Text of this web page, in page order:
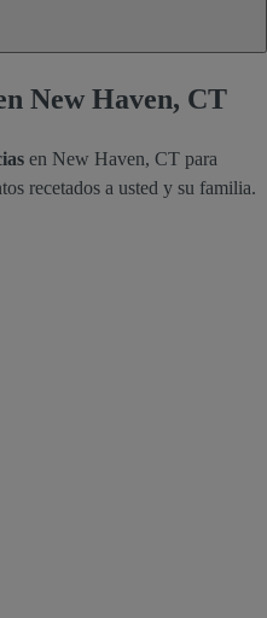
New Haven, CT
en New Haven, CT para
recetados a usted y su familia.